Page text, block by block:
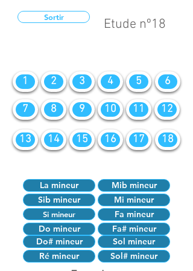
Sortir Etude nº18
1 2 3 4 5 6
7 8 9 10 11 12
13 14 15 16 17 18
La mineur
Mib mineur
Sib mineur
Mi mineur
Si mineur
Fa mineur
Do mineur
Do# mineur
Fa# mineur
Sol mineur
Ré mineur
Sol# mineur